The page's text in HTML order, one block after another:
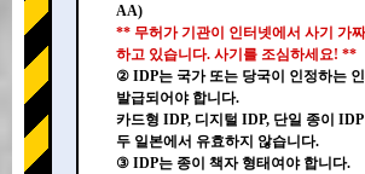
AA)
** 무허가 기관이 인터넷에서 사기 가
하고 있습니다. 사기를 조심하세요! **
② IDP는 국가 또는 당국이 인정하는
발급되어야 합니다.
카드형 IDP, 디지털 IDP, 단일 종이
두 일본에서 유효하지 않습니다.
③ IDP는 종이 책자 형태여야 합니다.